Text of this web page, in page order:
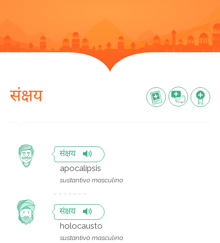
संक्षय
संक्षय
apocalipsis
sustantivo masculino
संक्षय
holocausto
sustantivo masculino